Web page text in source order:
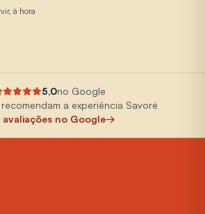
à hora
5,0no Google
a experiência Savoré
avaliações no Google→